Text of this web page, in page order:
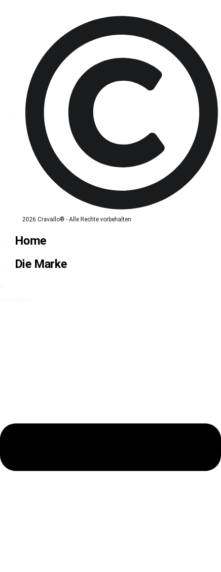
2026 Cravallo® - Alle Rechte vorbehalten
Home
Die Marke